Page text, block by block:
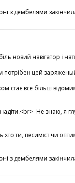
з дембелями
новий навігатор і
цей заряженый
стає все більш
Не знаю, я
хто ти, песиміст чи
з дембелями